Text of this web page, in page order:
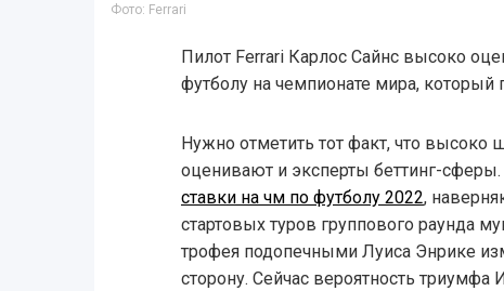
Фото: Ferrari
Пилот Ferrari Карлос Сайнс высоко
футболу на чемпионате мира, который
Нужно отметить тот факт, что высоко
оценивают и эксперты беттинг-
ставки на чм по футболу 2022,
стартовых туров группового раунда
трофея подопечными Луиса Энрике
сторону. Сейчас вероятность